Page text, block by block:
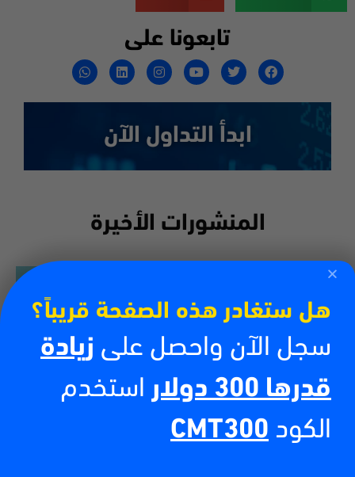
تابعونا على
ابدأ التداول الآن
المنشورات الأخيرة
هل ستغادر هذه الصفحة قريباً؟
سجل الآن واحصل على زيادة
قدرها 300 دولار
استخدم
الكود CMT300